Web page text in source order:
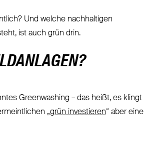
Und welche nachhaltigen
ist auch grün drin.
Greenwashing – das heißt, es klingt
„grün investieren“ aber eine